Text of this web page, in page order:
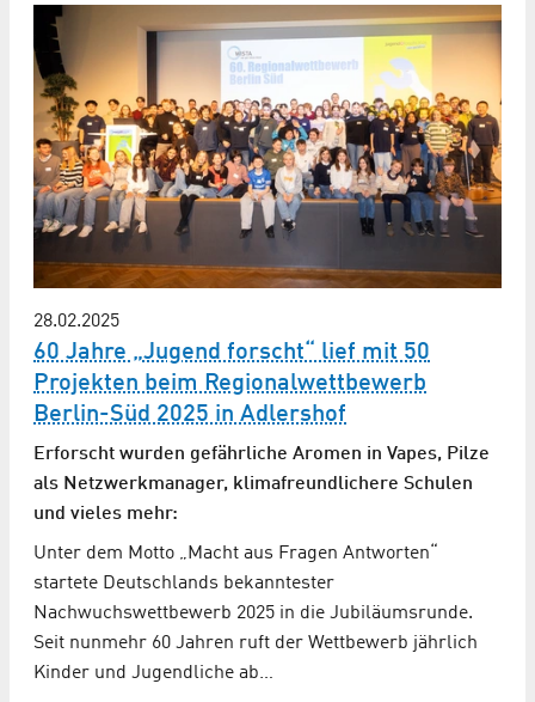
28.02.2025
60 Jahre „Jugend forscht“ lief mit 50
Projekten beim Regionalwettbewerb
Berlin-Süd 2025 in Adlershof
Erforscht wurden gefährliche Aromen in Vapes, Pilze
als Netzwerkmanager, klimafreundlichere Schulen
und vieles mehr:
Unter dem Motto „Macht aus Fragen Antworten“
startete Deutschlands bekanntester
Nachwuchswettbewerb 2025 in die Jubiläumsrunde.
Seit nunmehr 60 Jahren ruft der Wettbewerb jährlich
Kinder und Jugendliche ab…